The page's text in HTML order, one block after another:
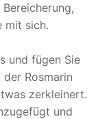
mit sich.
und fügen Sie
Rosmarin
zerkleinert.
und